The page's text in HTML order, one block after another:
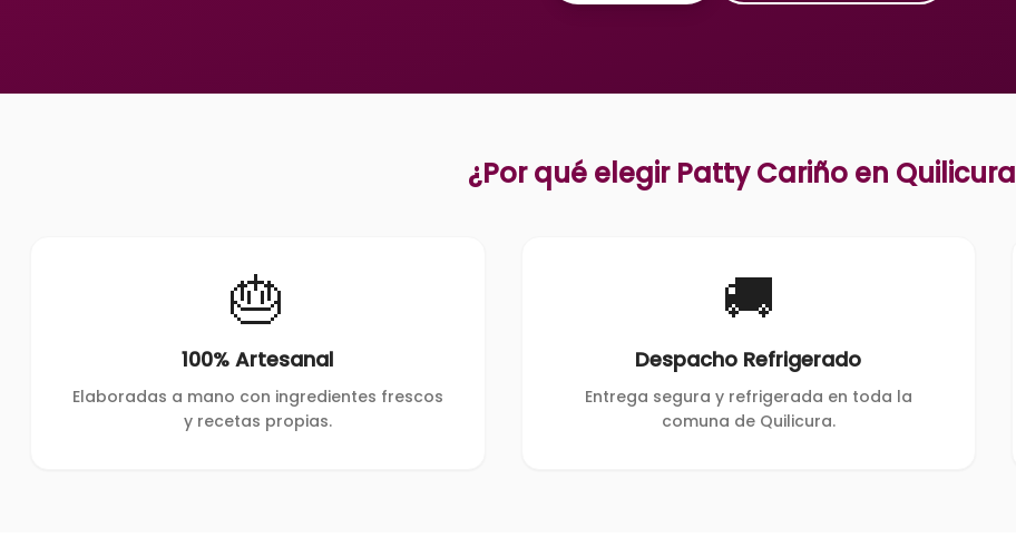
¿Por qué elegir Patty Cariño en Quilicura
🎂
100% Artesanal
Elaboradas a mano con ingredientes frescos
y recetas propias.
🚚
Despacho Refrigerado
Entrega segura y refrigerada en toda la
comuna de Quilicura.